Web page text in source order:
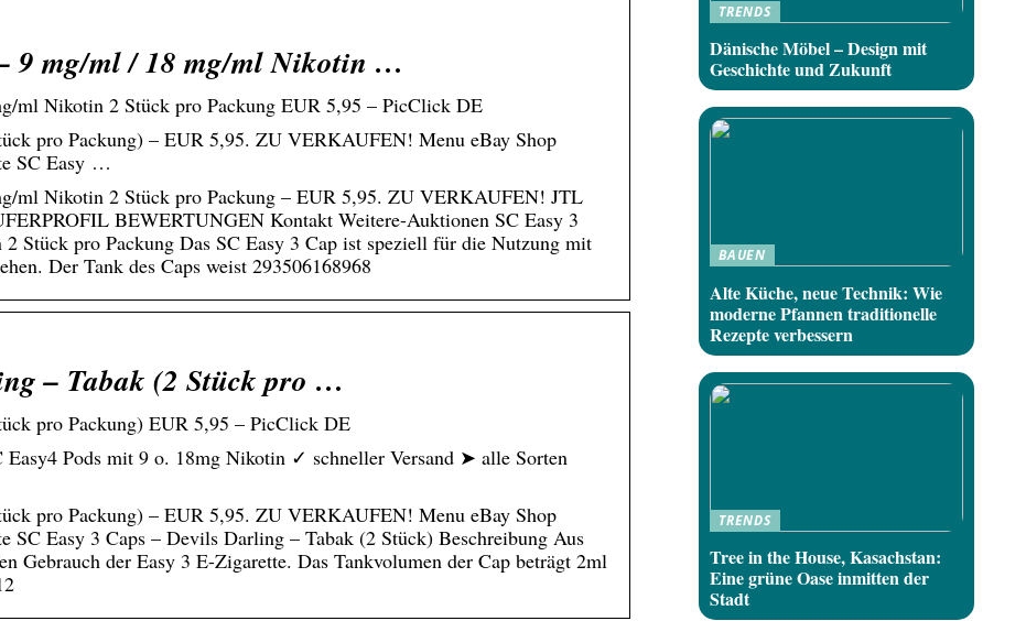
9 mg/ml / 18 mg/ml Nikotin …
ml Nikotin 2 Stück pro Packung EUR 5,95 – PicClick DE
pro Packung) – EUR 5,95. ZU VERKAUFEN! Menu eBay Shop
SC Easy …
ml Nikotin 2 Stück pro Packung – EUR 5,95. ZU VERKAUFEN! JTL
BEWERTUNGEN Kontakt Weitere-Auktionen SC Easy 3
Stück pro Packung Das SC Easy 3 Cap ist speziell für die Nutzung mit
Der Tank des Caps weist 293506168968
– Tabak (2 Stück pro …
pro Packung) EUR 5,95 – PicClick DE
Pods mit 9 o. 18mg Nikotin ✓ schneller Versand ➤ alle Sorten
pro Packung) – EUR 5,95. ZU VERKAUFEN! Menu eBay Shop
SC Easy 3 Caps – Devils Darling – Tabak (2 Stück) Beschreibung Aus
Gebrauch der Easy 3 E-Zigarette. Das Tankvolumen der Cap beträgt 2ml
TRENDS
Dänische Möbel – Design mit
Geschichte und Zukunft
BAUEN
Alte Küche, neue Technik: Wie
moderne Pfannen traditionelle
Rezepte verbessern
TRENDS
Tree in the House, Kasachstan:
Eine grüne Oase inmitten der
Stadt